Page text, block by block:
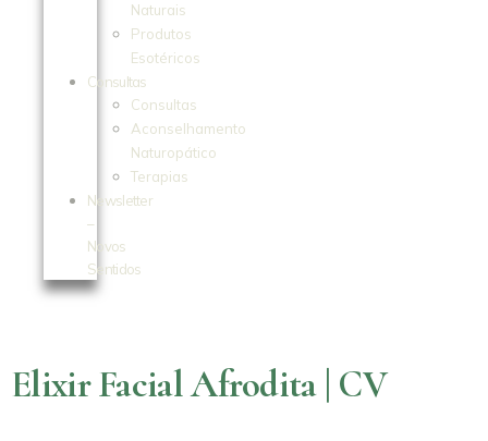
Naturais
Produtos
Esotéricos
Consultas
Consultas
Aconselhamento
Naturopático
Terapias
Newsletter
–
Novos
Sentidos
Elixir Facial Afrodita | CV